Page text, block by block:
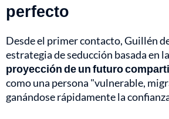
perfecto
Desde el primer contacto, Guillén
estrategia de seducción basada en la
proyección de un futuro
como una persona "vulnerable,
ganándose rápidamente la